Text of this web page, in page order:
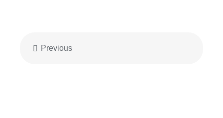
Previous